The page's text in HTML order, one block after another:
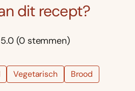
dit recept?
(0 stemmen)
Vegetarisch Brood